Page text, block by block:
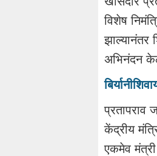
विशेष
झाल्यानंतर
अभिनंदन
प्रतापराव
केंद्रीय
एकमेव